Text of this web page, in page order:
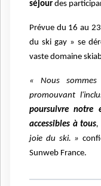
séjour des
Prévue du 16 au
du ski gay » se
vaste domaine
« Nous
promouvant
poursuivre notre
accessibles à tous,
joie du ski. »
Sunweb France.